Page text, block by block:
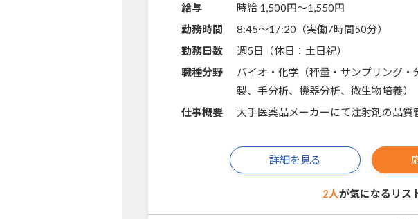
給与
時給 1,500円〜1,550円
勤務時間
8:45～17:20（実働7時間50分）
勤務日数
週5日（休日：土日祝）
職種分野
バイオ・化学（秤量・サンプリング・
製、手分析、機器分析、微生物培養）
仕事概要
大手医薬品メーカーにて注射剤の品質
詳細を見る
2人が気になるリス